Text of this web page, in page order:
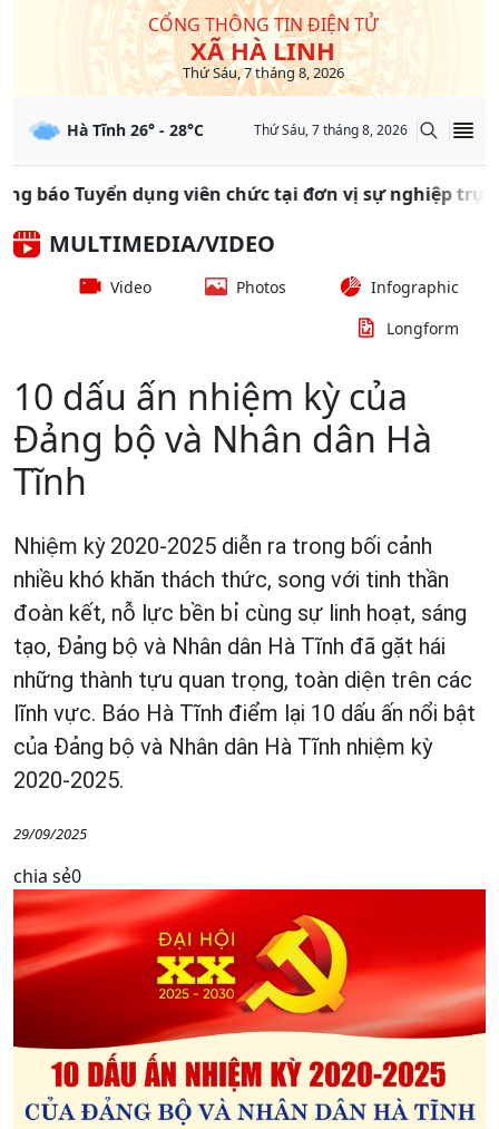
CỔNG THÔNG TIN ĐIỆN TỬ
XÃ HÀ LINH
Thứ Sáu, 7 tháng 8, 2026
Hà Tĩnh 26° - 28°C Thứ Sáu, 7 tháng 8, 2026
Tuyển dụng viên chức tại đơn vị sự nghiệp trực
MULTIMEDIA/VIDEO
Video Photos
Infographic
Longform
10 dấu ấn nhiệm kỳ của
Đảng bộ và Nhân dân Hà
Tĩnh
Nhiệm kỳ 2020-2025 diễn ra trong bối cảnh
nhiều khó khăn thách thức, song với tinh thần
đoàn kết, nỗ lực bền bỉ cùng sự linh hoạt, sáng
tạo, Đảng bộ và Nhân dân Hà Tĩnh đã gặt hái
những thành tựu quan trọng, toàn diện trên các
lĩnh vực. Báo Hà Tĩnh điểm lại 10 dấu ấn nổi bật
của Đảng bộ và Nhân dân Hà Tĩnh nhiệm kỳ
2020-2025.
29/09/2025
chia sẻ0